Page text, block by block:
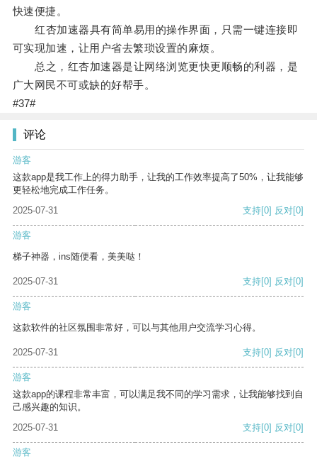
快速便捷。
红杏加速器具有简单易用的操作界面，只需一键连接即
可实现加速，让用户省去繁琐设置的麻烦。
总之，红杏加速器是让网络浏览更快更顺畅的利器，是
广大网民不可或缺的好帮手。
#37#
评论
游客
这款app是我工作上的得力助手，让我的工作效率提高了50%，让我能够
更轻松地完成工作任务。
2025-07-31
支持[0] 反对[0]
游客
梯子神器，ins随便看，美美哒！
2025-07-31 支持[0] 反对[0]
游客
这款软件的社区氛围非常好，可以与其他用户交流学习心得。
2025-07-31 支持[0] 反对[0]
游客
这款app的课程非常丰富，可以满足我不同的学习需求，让我能够找到自
己感兴趣的知识。
2025-07-31
支持[0] 反对[0]
游客